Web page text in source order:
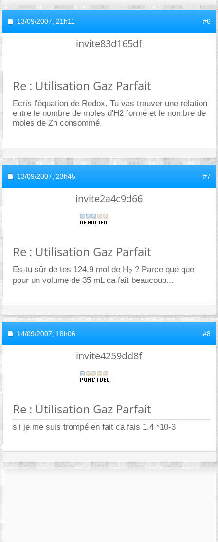
13/09/2007, 21h11 #6
invite83d165df
Re : Utilisation Gaz Parfait
Ecris l'équation de Redox. Tu vas trouver une relation
entre le nombre de moles d'H2 formé et le nombre de
moles de Zn consommé.
13/09/2007, 23h45 #7
invite2a4c9d66
Re : Utilisation Gaz Parfait
Es-tu sûr de tes 124,9 mol de H2 ? Parce que que
pour un volume de 35 mL ca fait beaucoup...
14/09/2007, 18h06 #8
invite4259dd8f
Re : Utilisation Gaz Parfait
sii je me suis trompé en fait ca fais 1.4 *10-3